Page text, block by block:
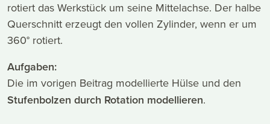
rotiert das Werkstück um seine Mittelachse. Der halbe
Querschnitt erzeugt den vollen Zylinder, wenn er um
360° rotiert.
Aufgaben:
Die im vorigen Beitrag modellierte Hülse und den
Stufenbolzen durch Rotation modellieren.